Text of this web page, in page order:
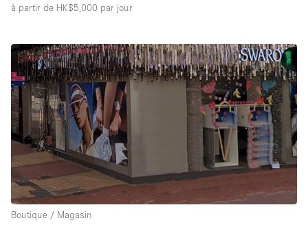
Étage/accès
Rez-de-chaussée sur cour
Rez-de-chaussée sur rue
Centre commercial
Rooftop
À l'étage
Autre
à partir de HK$5,000 par jour
Boutique / Magasin